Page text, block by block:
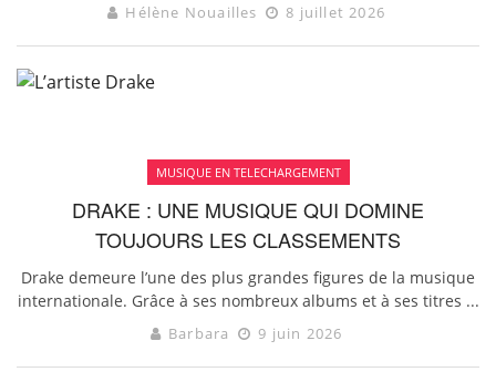
Hélène Nouailles 8 juillet 2026
MUSIQUE EN TELECHARGEMENT
DRAKE : UNE MUSIQUE QUI DOMINE
TOUJOURS LES CLASSEMENTS
Drake demeure l’une des plus grandes figures de la musique
internationale. Grâce à ses nombreux albums et à ses titres ...
Barbara 9 juin 2026